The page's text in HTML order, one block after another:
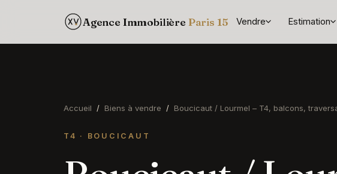
Agence Immobilière Paris 15 Vendre Estimation
Accueil / Biens à vendre / Boucicaut / Lourmel – T4, balcons,
T4 · BOUCICAUT